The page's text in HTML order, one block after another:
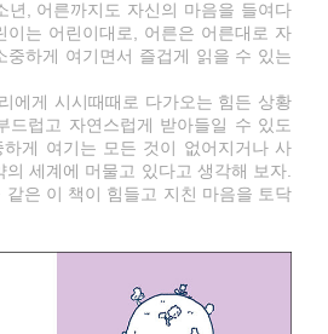
년, 어른까지도 자신의 마음을 들여다
이는 어린이대로, 어른은 어른대로 자
중하게 여기면서 즐겁게 읽을 수 있는
에게 시시때때로 다가오는 힘든 상황
드럽고 자연스럽게 받아들일 수 있도
게 여기는 모든 것이 없어지거나 사
세계에 머물고 있다고 생각해 보자.
같은 이 책이 힘들고 지친 마음을 토닥